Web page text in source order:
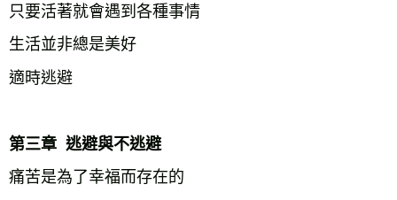
只要活著就會遇到各種事情
生活並非總是美好
適時逃避
第三章  逃避與不逃避
痛苦是為了幸福而存在的